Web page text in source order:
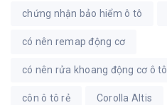
chứng nhận bảo hiểm ô tô
có nên remap động cơ
có nên rửa khoang động cơ ô tô
côn ô tô rẻ Corolla Altis